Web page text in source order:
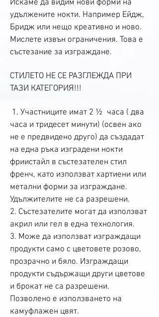
Искаме да видим нови форми на
удължените нокти. Например Ейдж,
Бридж или нещо креативно и ново.
Мислете извън ограничения. Това е
състезание за изграждане.
СТИЛЕТО НЕ СЕ РАЗГЛЕЖДА ПРИ
ТАЗИ КАТЕГОРИЯ!!!
1. Участниците имат 2 ½ часа ( два
часа и тридесет минути) (освен ако
не е предвидено друго) да създадат
на една ръка изградени нокти
фриистайл в състезателен стил
френч, като използват хартиени или
метални форми за изграждане.
Удължителите не са разрешени.
2. Състезателите могат да използват
акрил или гел в една технология.
3. Може да използват изграждащи
продукти само с цветовете розово,
прозрачно и бяло. Изграждащи
продукти съдържащи други цветове
и брокат не са разрешени.
Позволено е използването на
камуфлажен цвят.